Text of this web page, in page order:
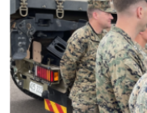
ИНТЕРВЈУА
Јазици